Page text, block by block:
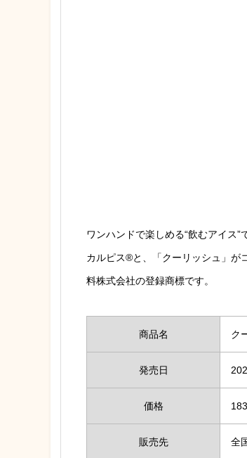
ワンハンドで楽しめる“飲むアイス
カルピス®と、「クーリッシュ」が
料株式会社の登録商標です。
商品名 ク
発売日
価格
販売先 全